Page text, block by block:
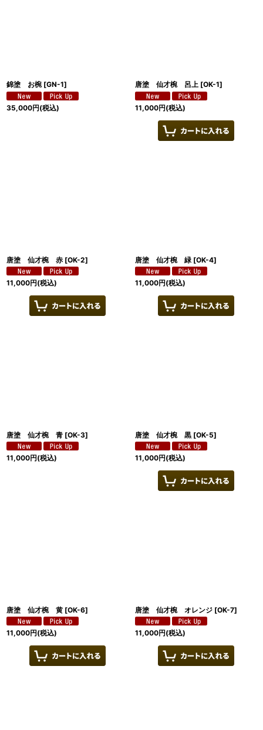
錦塗 お椀 [GN-1]
35,000円(税込)
唐塗 仙才椀 呂上 [OK-1]
11,000円(税込)
唐塗 仙才椀 赤 [OK-2]
11,000円(税込)
唐塗 仙才椀 緑 [OK-4]
11,000円(税込)
唐塗 仙才椀 青 [OK-3]
11,000円(税込)
唐塗 仙才椀 黒 [OK-5]
11,000円(税込)
唐塗 仙才椀 黄 [OK-6]
11,000円(税込)
唐塗 仙才椀 オレンジ [OK-7]
11,000円(税込)